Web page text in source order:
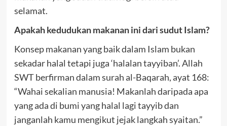
selamat.
Apakah kedudukan makanan ini dari sudut Islam?
Konsep makanan yang baik dalam Islam bukan
sekadar halal tetapi juga ‘halalan tayyiban’. Allah
SWT berfirman dalam surah al-Baqarah, ayat 168:
“Wahai sekalian manusia! Makanlah daripada apa
yang ada di bumi yang halal lagi tayyib dan
janganlah kamu mengikut jejak langkah syaitan.”